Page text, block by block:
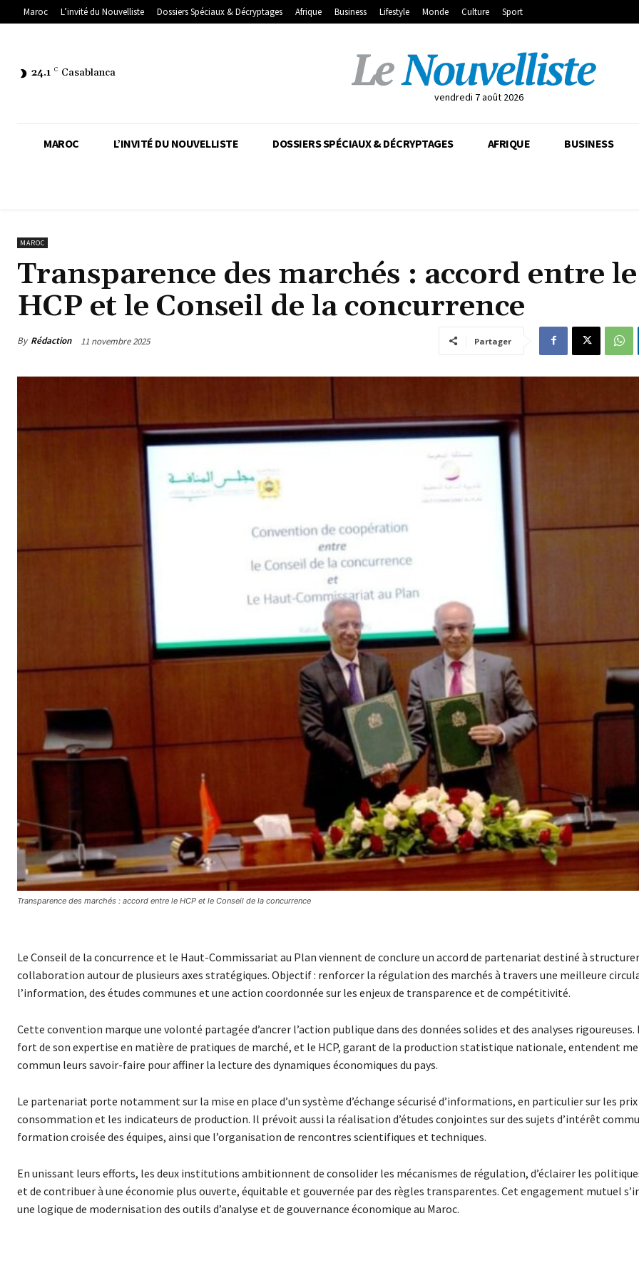
Maroc L’invité du Nouvelliste Dossiers Spéciaux & Décryptages Afrique Business Lifestyle Monde Culture Sport
24.1 C Casablanca
vendredi 7 août 2026
MAROC L’INVITÉ DU NOUVELLISTE DOSSIERS SPÉCIAUX & DÉCRYPTAGES AFRIQUE BUSINESS
MAROC
Transparence des marchés : accord entre le
HCP et le Conseil de la concurrence
By Rédaction 11 novembre 2025 Partager
Transparence des marchés : accord entre le HCP et le Conseil de la concurrence
Le Conseil de la concurrence et le Haut-Commissariat au Plan viennent de conclure un accord de partenariat destiné à
collaboration autour de plusieurs axes stratégiques. Objectif : renforcer la régulation des marchés à travers une meilleure
l’information, des études communes et une action coordonnée sur les enjeux de transparence et de compétitivité.
Cette convention marque une volonté partagée d’ancrer l’action publique dans des données solides et des analyses rigoureuses.
fort de son expertise en matière de pratiques de marché, et le HCP, garant de la production statistique nationale, entendent
commun leurs savoir-faire pour affiner la lecture des dynamiques économiques du pays.
Le partenariat porte notamment sur la mise en place d’un système d’échange sécurisé d’informations, en particulier sur les
consommation et les indicateurs de production. Il prévoit aussi la réalisation d’études conjointes sur des sujets d’intérêt
formation croisée des équipes, ainsi que l’organisation de rencontres scientifiques et techniques.
En unissant leurs efforts, les deux institutions ambitionnent de consolider les mécanismes de régulation, d’éclairer les
et de contribuer à une économie plus ouverte, équitable et gouvernée par des règles transparentes. Cet engagement mutuel
une logique de modernisation des outils d’analyse et de gouvernance économique au Maroc.